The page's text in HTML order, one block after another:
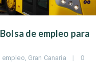
de empleo para
empleo, Gran Canaria |
0